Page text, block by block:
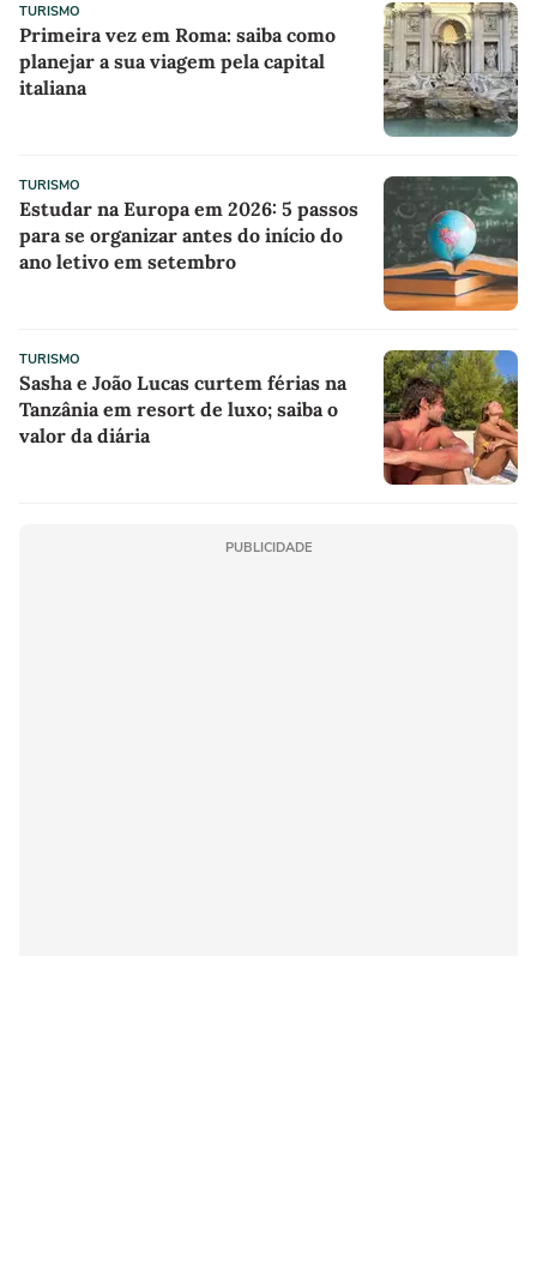
TURISMO
Primeira vez em Roma: saiba como
planejar a sua viagem pela capital
italiana
TURISMO
Estudar na Europa em 2026: 5 passos
para se organizar antes do início do
ano letivo em setembro
TURISMO
Sasha e João Lucas curtem férias na
Tanzânia em resort de luxo; saiba o
valor da diária
PUBLICIDADE